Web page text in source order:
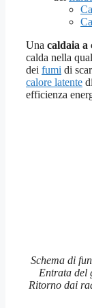
Una caldaia a
calda nella
dei fumi di
calore latente
efficienza
Schema di
Entrata del
Ritorno dai